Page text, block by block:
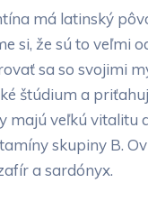
má latinský
si, že sú to veľmi
sa so svojimi
štúdium a
majú veľkú vitalitu
skupiny B.
a sardónyx.